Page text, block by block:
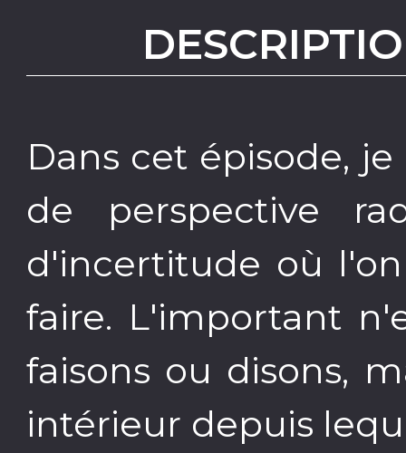
Dans cet épisode,
de perspective
d'incertitude où
faire. L'important
faisons ou disons,
intérieur depuis